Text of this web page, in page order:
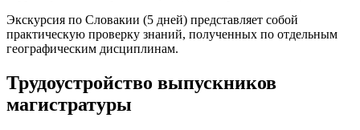
Экскурсия по Словакии (5 дней) представляет собой
практическую проверку знаний, полученных по отдельным
географическим дисциплинам.
Трудоустройство выпускников
магистратуры